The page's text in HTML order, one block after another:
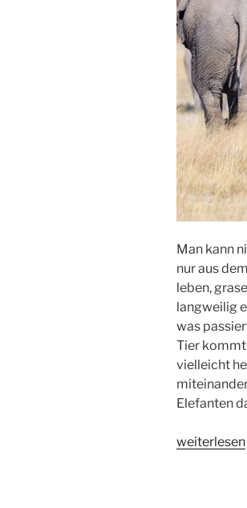
Man kann
nur aus
leben,
langweilig
was
Tier kommt
vielleicht
Elefanten
„Namibia:
weiterlesen